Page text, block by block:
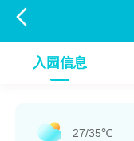

入园信息
27/35℃